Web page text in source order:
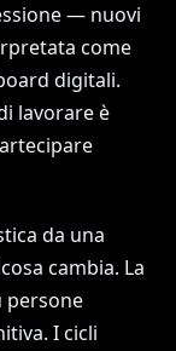
— nuovi
come
digitali.
lavorare è
da una
cambia. La
persone
I cicli